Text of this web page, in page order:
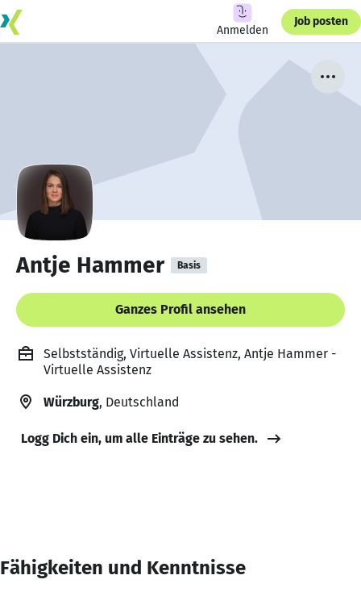
Anmelden
Job posten
Antje Hammer Basis
Ganzes Profil ansehen
Selbstständig, Virtuelle Assistenz, Antje Hammer -
Virtuelle Assistenz
Würzburg, Deutschland
Logg Dich ein, um alle Einträge zu sehen.
Fähigkeiten und Kenntnisse